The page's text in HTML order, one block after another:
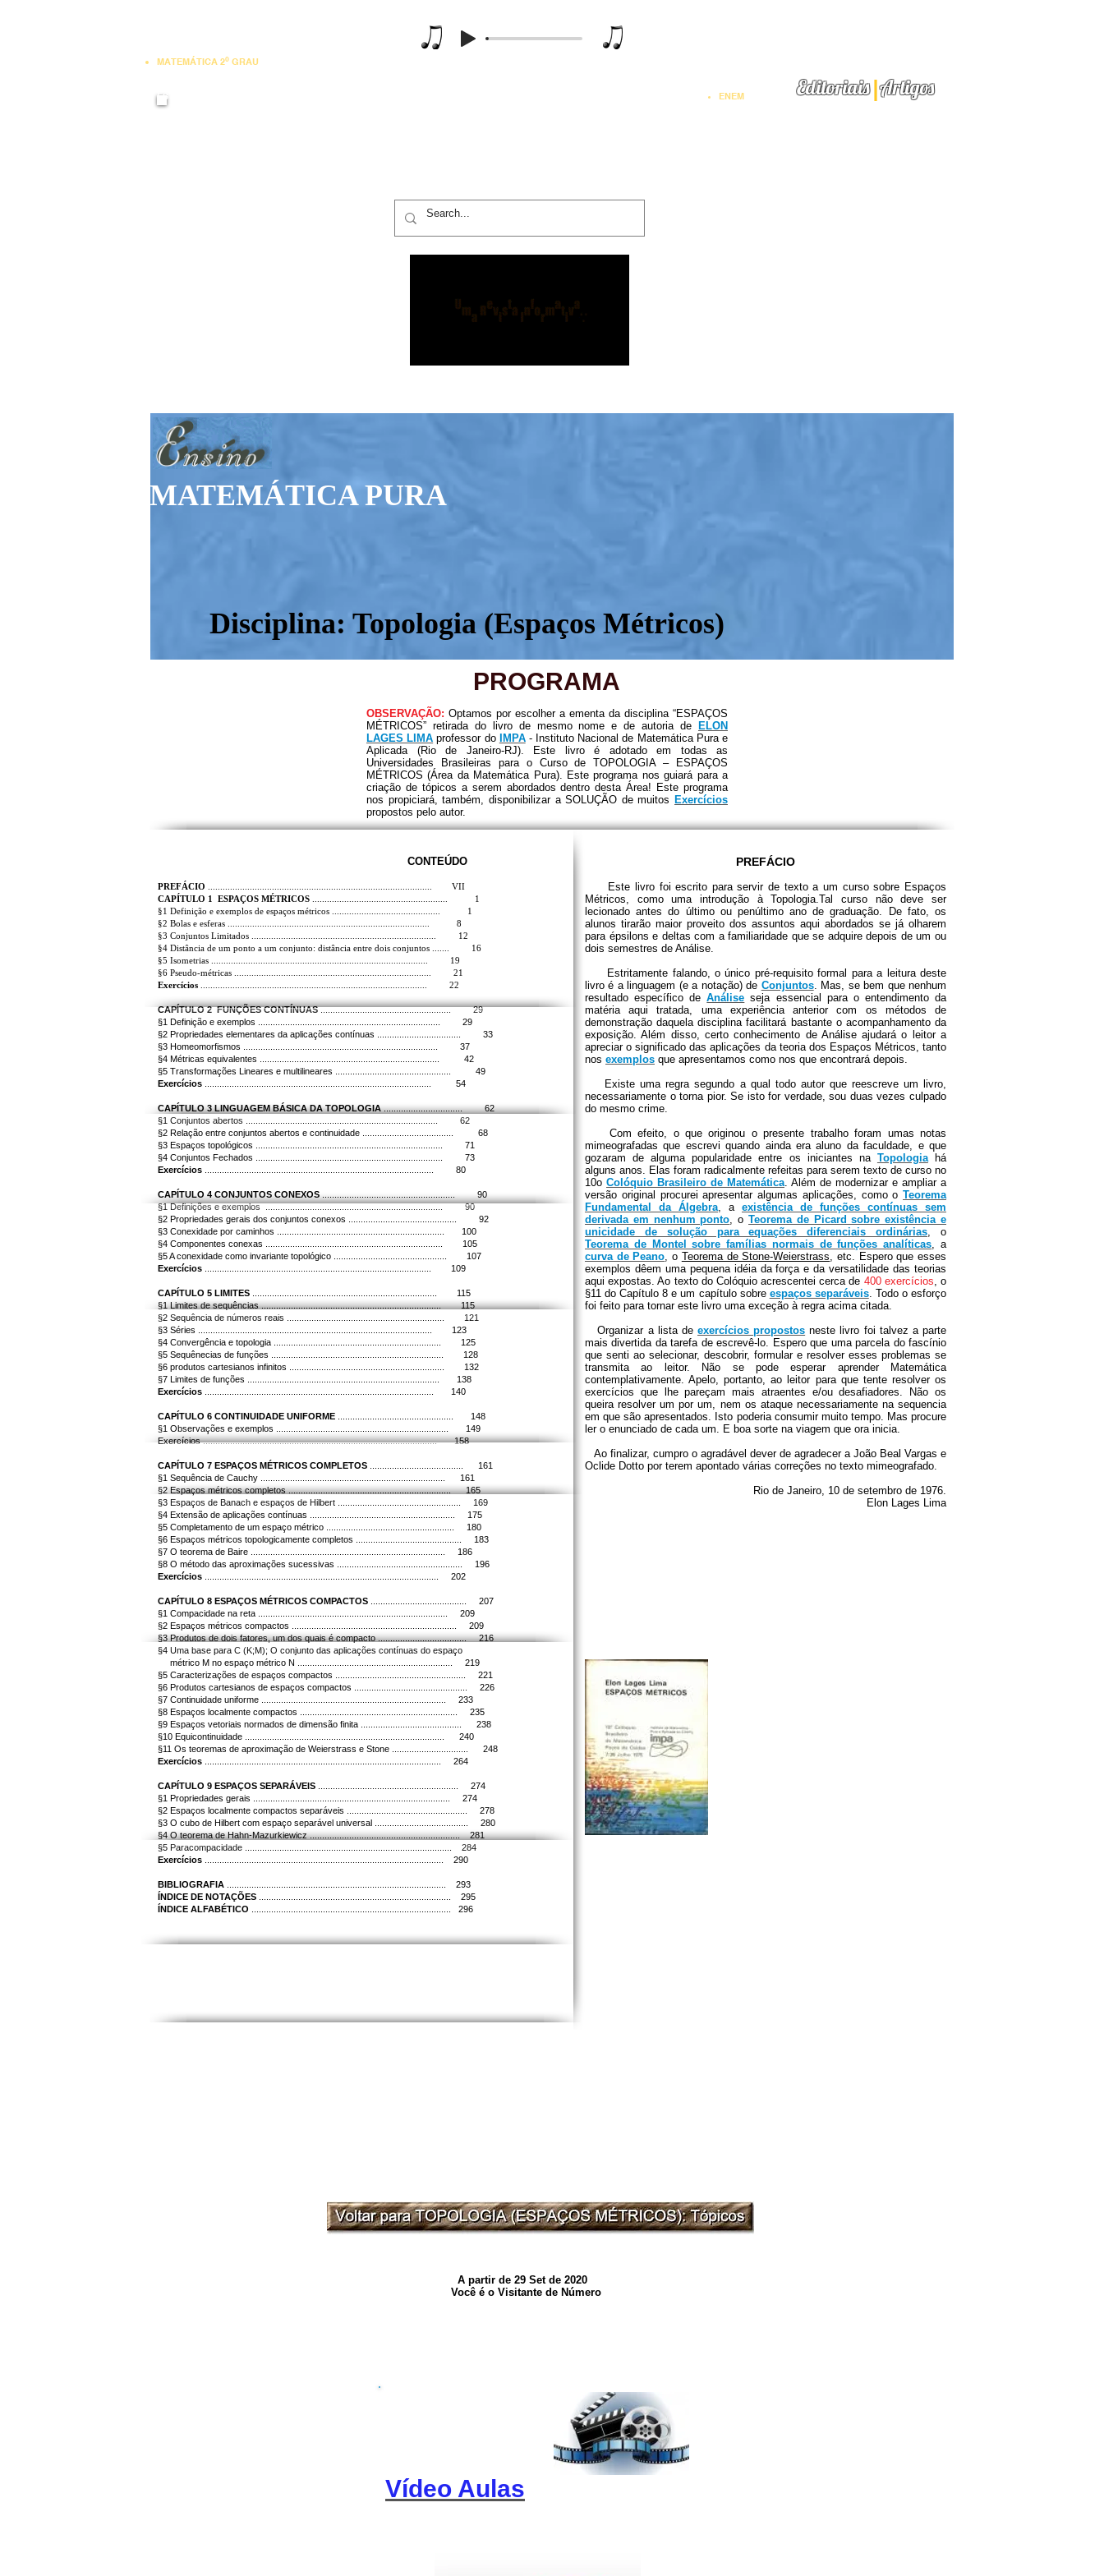
MATEMÁTICA 2º GRAU
ESTATÍSTICA
ENEM EditoriaislArtigos
Disciplina: Topologia (Espaços Métricos)
MATEMÁTICA PURA
PROGRAMA
OBSERVAÇÃO: Optamos por escolher a ementa da disciplina “ESPAÇOS
MÉTRICOS” retirada do livro de mesmo nome e de autoria de
ELON
LAGES LIMA professor do IMPA- Instituto Nacional de Matemática Pura e
Aplicada (Rio de Janeiro-RJ). Este livro é adotado em todas as
Universidades Brasileiras para o Curso de TOPOLOGIA – ESPAÇOS
MÉTRICOS (Área da Matemática Pura). Este programa nos guiará para a
criação de tópicos a serem abordados dentro desta Área! Este programa
nos propiciará, também, disponibilizar a SOLUÇÃO de muitos Exercícios
propostos pelo autor.
CONTEÚDO
PREFÁCIO ........................................................................................... VII
CAPÍTULO 1 ESPAÇOS MÉTRICOS ....................................................... 1
§1 Definição e exemplos de espaços métricos ............................................ 1
§2 Bolas e esferas .................................................................................. 8
§3 Conjuntos Limitados ........................................................................... 12
§4 Distância de um ponto a um conjunto: distância entre dois conjuntos ....... 16
§5 Isometrias ........................................................................................ 19
§6 Pseudo-métricas ................................................................................ 21
Exercícios ............................................................................................ 22
CAPÍTULO 2 FUNÇÕES CONTÍNUAS..................................................... 29
§1 Definição e exemplos .......................................................................... 29
§2 Propriedades elementares da aplicações contínuas .................................. 33
§3 Homeomorfismos ............................................................................... 37
§4 Métricas equivalentes ......................................................................... 42
§5 Transformações Lineares e multilineares ............................................... 49
Exercícios ............................................................................................ 54
CAPÍTULO 3 LINGUAGEM BÁSICA DA TOPOLOGIA................................ 62
§1 Conjuntos abertos .............................................................................. 62
§2 Relação entre conjuntos abertos e continuidade ..................................... 68
§3 Espaços topológicos ............................................................................ 71
§4 Conjuntos Fechados ............................................................................ 73
Exercícios ............................................................................................. 80
CAPÍTULO 4 CONJUNTOS CONEXOS ...................................................... 90
§1 Definições e exemplos ........................................................................ 90
§2 Propriedades gerais dos conjuntos conexos ............................................ 92
§3 Conexidade por caminhos .................................................................... 100
§4 Componentes conexas ........................................................................ 105
§5 A conexidade como invariante topológico .............................................. 107
Exercícios ............................................................................................ 109
CAPÍTULO 5 LIMITES ........................................................................... 115
§1 Limites de sequências ......................................................................... 115
§2 Sequência de números reais ................................................................ 121
§3 Séries ............................................................................................... 123
§4 Convergência e topologia .................................................................... 125
§5 Sequênecias de funções ...................................................................... 128
§6 produtos cartesianos infinitos ............................................................... 132
§7 Limites de funções .............................................................................. 138
Exercícios ............................................................................................. 140
CAPÍTULO 6 CONTINUIDADE UNIFORME ............................................... 148
§1 Observações e exemplos ...................................................................... 149
Exercícios ............................................................................................... 158
CAPÍTULO 7 ESPAÇOS MÉTRICOS COMPLETOS ...................................... 161
§1 Sequência de Cauchy ........................................................................... 161
§2 Espaços métricos completos .................................................................. 165
§3 Espaços de Banach e espaços de Hilbert .................................................. 169
§4 Extensão de aplicações contínuas ........................................................... 175
§5 Completamento de um espaço métrico .................................................... 180
§6 Espaços métricos topologicamente completos ........................................... 183
§7 O teorema de Baire ............................................................................... 186
§8 O método das aproximações sucessivas ................................................... 196
Exercícios ............................................................................................... 202
CAPÍTULO 8 ESPAÇOS MÉTRICOS COMPACTOS ....................................... 207
§1 Compacidade na reta ............................................................................. 209
§2 Espaços métricos compactos ................................................................... 209
§3 Produtos de dois fatores, um dos quais é compacto .................................... 216
§4 Uma base para C (K;M); O conjunto das aplicações contínuas do espaço
métrico M no espaço métrico N ............................................................... 219
§5 Caracterizações de espaços compactos ..................................................... 221
§6 Produtos cartesianos de espaços compactos .............................................. 226
§7 Continuidade uniforme ........................................................................... 233
§8 Espaços localmente compactos ................................................................ 235
§9 Espaços vetoriais normados de dimensão finita ......................................... 238
§10 Equicontinuidade ................................................................................. 240
§11 Os teoremas de aproximação de Weierstrass e Stone ............................... 248
Exercícios ................................................................................................ 264
CAPÍTULO 9 ESPAÇOS SEPARÁVEIS ......................................................... 274
§1 Propriedades gerais ................................................................................ 274
§2 Espaços localmente compactos separáveis ................................................. 278
§3 O cubo de Hilbert com espaço separável universal ...................................... 280
§4 O teorema de Hahn-Mazurkiewicz ............................................................. 281
§5 Paracompacidade .................................................................................... 284
Exercícios ................................................................................................. 290
BIBLIOGRAFIA ......................................................................................... 293
ÍNDICE DE NOTAÇÕES .............................................................................. 295
ÍNDICE ALFABÉTICO ................................................................................. 296
PREFÁCIO
Este livro foi escrito para servir de texto a um curso sobre Espaços
Métricos, como uma introdução à Topologia.Tal curso não deve ser
lecionado antes do último ou penúltimo ano de graduação. De fato, os
alunos tirarão maior proveito dos assuntos aqui abordados se já olharem
para épsilons e deltas com a familiaridade que se adquire depois de um ou
dois semestres de Análise.
Estritamente falando, o único pré-requisito formal para a leitura deste
livro é a linguagem (e a notação) de Conjuntos. Mas, se bem que nenhum
resultado específico deAnálise seja essencial para o entendimento da
matéria aqui tratada, uma experiência anterior com os métodos de
demonstração daquela disciplina facilitará bastante o acompanhamento da
exposição. Além disso, certo conhecimento de Análise ajudará o leitor a
apreciar o significado das aplicações da teoria dos Espaços Métricos, tanto
nos exemplos que apresentamos como nos que encontrará depois.
Existe uma regra segundo a qual todo autor que reescreve um livro,
necessariamente o torna pior. Se isto for verdade, sou duas vezes culpado
do mesmo crime.
Com efeito, o que originou o presente trabalho foram umas notas
mimeografadas que escrevi quando ainda era aluno da faculdade, e que
gozaram de alguma popularidade entre os iniciantes na Topologiahá
alguns anos. Elas foram radicalmente refeitas para serem texto de curso no
10o Colóquio Brasileiro de Matemática. Além de modernizar e ampliar a
versão original procurei apresentar algumas aplicações, como o Teorema
Fundamental da Álgebra, a existência de funções contínuas sem
derivada em nenhum ponto, oTeorema de Picard sobre existência e
unicidade de solução para equações diferenciais ordinárias, o
Teorema de Montel sobre famílias normais de funções analíticas, a
curva de Peano,o Teorema de Stone-Weierstrass, etc. Espero que esses
exemplos dêem uma pequena idéia da força e da versatilidade das teorias
aqui expostas. Ao texto do Colóquio acrescentei cerca de 400 exercícios, o
§11 do Capítulo 8 e um capítulo sobre espaços separáveis. Todo o esforço
foi feito para tornar este livro uma exceção à regra acima citada.
Organizar a lista de exercícios propostos neste livro foi talvez a parte
mais divertida da tarefa de escrevê-lo. Espero que uma parcela do fascínio
que senti ao selecionar, descobrir, formular e resolver esses problemas se
transmita ao leitor. Não se pode esperar aprender Matemática
contemplativamente. Apelo, portanto, ao leitor para que tente resolver os
exercícios que lhe pareçam mais atraentes e/ou desafiadores. Não os
queira resolver um por um, nem os ataque necessariamente na sequencia
em que são apresentados. Isto poderia consumir muito tempo. Mas procure
ler o enunciado de cada um. E boa sorte na viagem que ora inicia.
Ao finalizar, cumpro o agradável dever de agradecer a João Beal Vargas e
Oclide Dotto por terem apontado várias correções no texto mimeografado.
Rio de Janeiro, 10 de setembro de 1976.
Elon Lages Lima
Vídeo Aulas
A partir de 29 Set de 2020
Você é o Visitante de Número